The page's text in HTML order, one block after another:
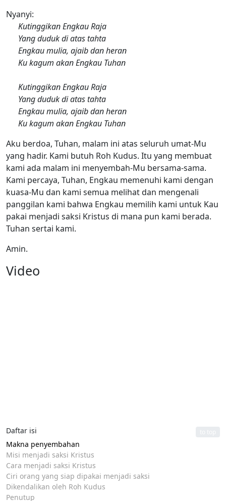
Nyanyi:
Kutinggikan Engkau Raja
Yang duduk di atas tahta
Engkau mulia, ajaib dan heran
Ku kagum akan Engkau Tuhan
Kutinggikan Engkau Raja
Yang duduk di atas tahta
Engkau mulia, ajaib dan heran
Ku kagum akan Engkau Tuhan
Aku berdoa, Tuhan, malam ini atas seluruh umat-Mu
yang hadir. Kami butuh Roh Kudus. Itu yang membuat
kami ada malam ini menyembah-Mu bersama-sama.
Kami percaya, Tuhan, Engkau memenuhi kami dengan
kuasa-Mu dan kami semua melihat dan mengenali
panggilan kami bahwa Engkau memilih kami untuk Kau
pakai menjadi saksi Kristus di mana pun kami berada.
Tuhan sertai kami.
Amin.
Video
Daftar isi
Makna penyembahan
Misi menjadi saksi Kristus
Cara menjadi saksi Kristus
Ciri orang yang siap dipakai menjadi saksi
Dikendalikan oleh Roh Kudus
Penutup